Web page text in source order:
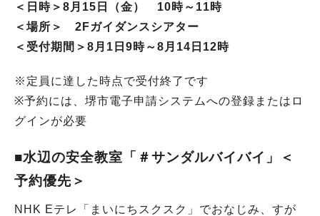
＜日時＞8月15日（金） 10時～11時
＜場所＞ 2Fガイダンスシアター
＜受付期間＞8月1日9時～8月14日12時
※定員に達した時点で受付終了です
※予約には、堺市電子申請システムへの登録またはロ
グインが必要
■水辺の安全教室「＃サンダルバイバイ」＜
予約優先＞
NHK Eテレ「まいにちスクスク」でおなじみ、すが